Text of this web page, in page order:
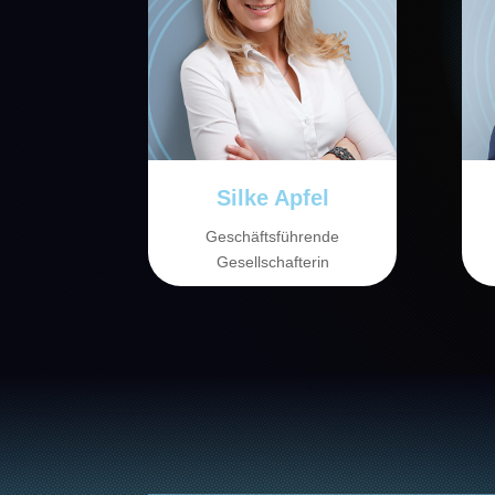
Silke Apfel
Geschäftsführende
Gesellschafterin